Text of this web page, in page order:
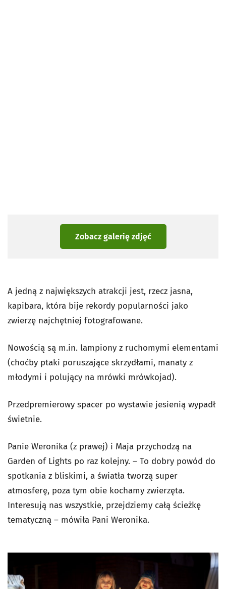
Zobacz galerię zdjęć
A jedną z największych atrakcji jest, rzecz jasna,
kapibara, która bije rekordy popularności jako
zwierzę najchętniej fotografowane.
Nowością są m.in. lampiony z ruchomymi elementami
(choćby ptaki poruszające skrzydłami, manaty z
młodymi i polujący na mrówki mrówkojad).
Przedpremierowy spacer po wystawie jesienią wypadł
świetnie.
Panie Weronika (z prawej) i Maja przychodzą na
Garden of Lights po raz kolejny. – To dobry powód do
spotkania z bliskimi, a światła tworzą super
atmosferę, poza tym obie kochamy zwierzęta.
Interesują nas wszystkie, przejdziemy całą ścieżkę
tematyczną – mówiła Pani Weronika.